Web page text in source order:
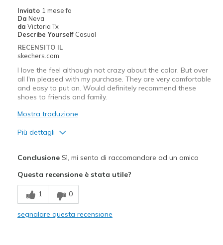
Width
Sizing
View On Shoes
Shoes are for Wearing
Inviato 1 mese fa
Da Neva
da Victoria Tx
Describe Yourself Casual
RECENSITO IL
skechers.com
I love the feel although not crazy about the color. But over
all I'm pleased with my purchase. They are very comfortable
and easy to put on. Would definitely recommend these
shoes to friends and family.
Mostra traduzione
Più dettagli
Difetti
Not crazy about the color
ConclusioneSì, mi sento di raccomandare ad un amico
Questa recensione è stata utile?
1 0
segnalare questa recensione